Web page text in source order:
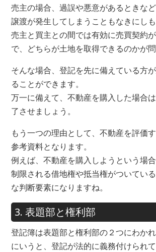
売主の場合、過誤や悪意があるときな
譲渡が発生してしまうこともなきにしも
売主と買主との間では有効に売買契約
で、どちらが土地を取得できるのかが問
そんな場合、登記を先に備えている方
ることができます。
万一に備えて、不動産を購入した場合
了させましょう。
もう一つの理由として、不動産を評価
参考資料となります。
例えば、不動産を購入しようという場
制限される借地権や抵当権がついてい
な判断要素になりますね。
3. 表題部と権利部
登記簿は表題部と権利部の２つにわか
にいうと、登記が法的に義務付けられ